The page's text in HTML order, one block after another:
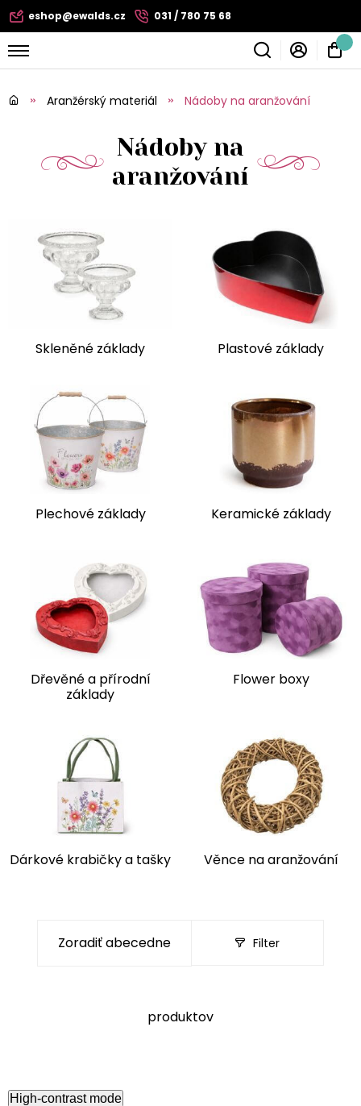
eshop@ewalds.cz 031 / 780 75 68
Aranžérský materiál Nádoby na aranžování
Nádoby na
aranžování
Skleněné základy Plastové základy
Plechové základy Keramické základy
Dřevěné a přírodní
základy
Flower boxy
Dárkové krabičky a tašky Věnce na aranžování
Filter
produktov
High-contrast mode